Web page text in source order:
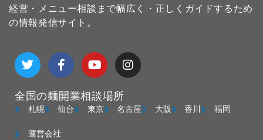
経営・メニュー相談まで幅広く・正しくガイドするため
の情報発信サイト。
T
w
i
t
e
F
a
c
b
o
k
Y
o
u
u
b
I
n
s
g
全国の麺開業相談場所
札幌 仙台 東京 名古屋 大阪 香川 福岡
運営会社